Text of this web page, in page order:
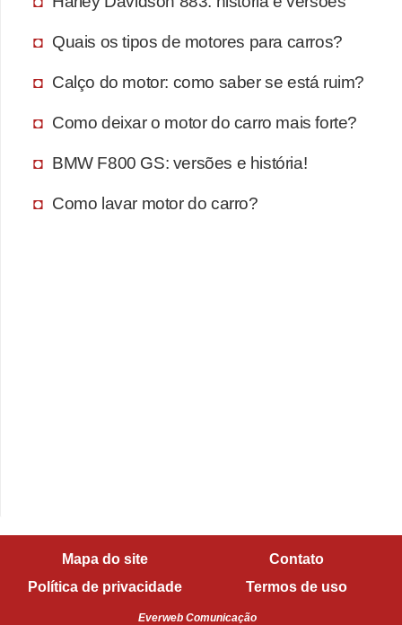
Quais os tipos de motores para carros?
Calço do motor: como saber se está ruim?
Como deixar o motor do carro mais forte?
BMW F800 GS: versões e história!
Como lavar motor do carro?
Mapa do site
Contato
Política de privacidade
Termos de uso
Everweb Comunicação